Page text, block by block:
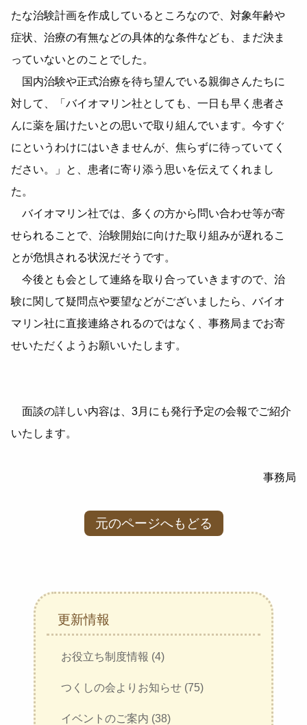
たな治験計画を作成しているところなので、対象年齢や
症状、治療の有無などの具体的な条件なども、まだ決ま
っていないとのことでした。
国内治験や正式治療を待ち望んでいる親御さんたちに
対して、「バイオマリン社としても、一日も早く患者さ
んに薬を届けたいとの思いで取り組んでいます。今すぐ
にというわけにはいきませんが、焦らずに待っていてく
ださい。」と、患者に寄り添う思いを伝えてくれまし
た。
バイオマリン社では、多くの方から問い合わせ等が寄
せられることで、治験開始に向けた取り組みが遅れるこ
とが危惧される状況だそうです。
今後とも会として連絡を取り合っていきますので、治
験に関して疑問点や要望などがございましたら、バイオ
マリン社に直接連絡されるのではなく、事務局までお寄
せいただくようお願いいたします。
面談の詳しい内容は、3月にも発行予定の会報でご紹介
いたします。
事務局
元のページへもどる
更新情報
お役立ち制度情報 (4)
つくしの会よりお知らせ (75)
イベントのご案内 (38)